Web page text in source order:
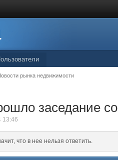
рынка недвижимости
заседание
13:46
что в нее нельзя ответить.